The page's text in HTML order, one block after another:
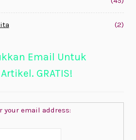
(2)
Email Untuk
GRATIS!
your email address: